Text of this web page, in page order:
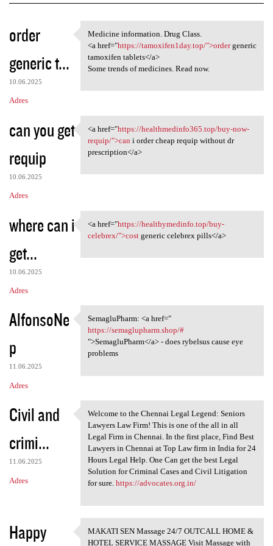
K
o
m
e
n
a
z
e
order
generic t...
10.06.2025
Adres
Medicine information. Drug
Medicine information. Drug Class.
<a href="https://tamoxifen1day.top/">ordergeneric
tamoxifen tablets</a>
Some trends of medicines. Read now.
can you get
requip
10.06.2025
Adres
<a href="https:/
<a href="https://healthmedinfo365.top/buy-now-
requip/">can i order cheap requip without dr
prescription</a>
where can i
get...
10.06.2025
Adres
<a href="https:/
<a href="https://healthymedinfo.top/buy-
celebrex/">costgeneric celebrex pills</a>
AlfonsoNe
p
11.06.2025
Adres
SemagluPharm: <a href=" https
SemagluPharm: <a href="
https://semaglupharm.shop/#
">SemagluPharm</a> - does rybelsus cause eye
problems
Civil and
crimi...
11.06.2025
Adres
Welcome to the Chennai Legal
Welcome to the Chennai Legal Legend: Seniors
Lawyers Law Firm! This is one of the all in all
Legal Firm in Chennai. In the first place, Find Best
Lawyers in Chennai at Top Law firm in India for 24
Hours Legal Help. One Can get the best Legal
Solution for Criminal Cases and Civil Litigation
for sure. https://advocates.org.in/
Happy MAKATI SEN Massage 24/7
MAKATI SEN Massage 24/7 OUTCALL HOME &
HOTEL SERVICE MASSAGE Visit Massage with